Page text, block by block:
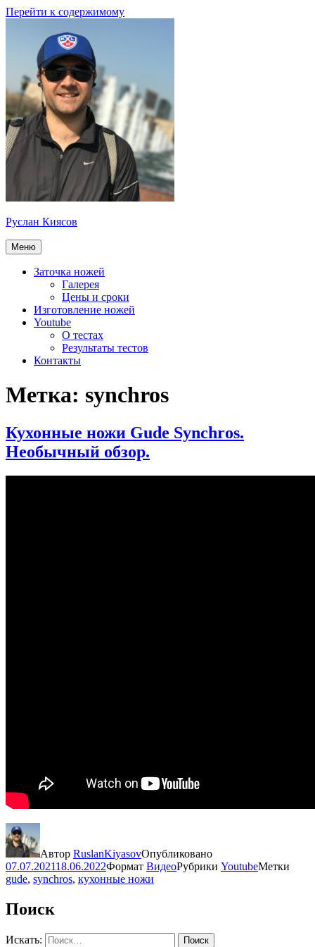
Перейти к содержимому
Руслан Киясов
Меню
Заточка ножей
Галерея
Цены и сроки
Изготовление ножей
Youtube
О тестах
Результаты тестов
Контакты
Метка: synchros
Кухонные ножи Gude Synchros.
Необычный обзор.
Автор RuslanKiyasovОпубликовано
07.07.202118.06.2022Формат ВидеоРубрики YoutubeМетки
gude, synchros, кухонные ножи
Поиск
Искать: Поиск